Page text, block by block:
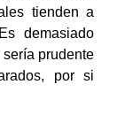
tienden a
demasiado
prudente
por si